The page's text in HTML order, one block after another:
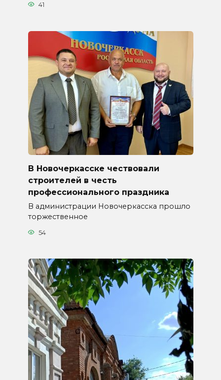
41
В Новочеркасске чествовали
строителей в честь
профессионального праздника
В администрации Новочеркасска прошло
торжественное
54